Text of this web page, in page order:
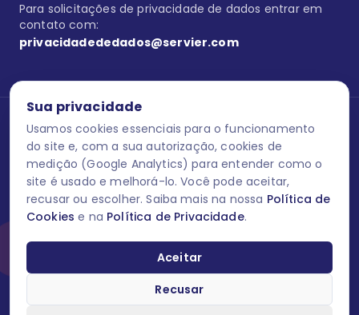
Sua privacidade
Usamos cookies essenciais para o funcionamento
do site e, com a sua autorização, cookies de
medição (Google Analytics) para entender como o
site é usado e melhorá-lo. Você pode aceitar,
recusar ou escolher. Saiba mais na nossa Política de
Cookies e na Política de Privacidade.
Aceitar
Recusar
Para solicitações de privacidade de dados entrar em
contato com:
privacidadededados@servier.com
Se estiver no programa semprecuidando, comunique aquiuma
reação adversa com os produtos Servier. Este site contém
informações para o público leigo e para os profissionais de saúde
do Brasil habilitados a prescrever medicamentos. M-AS ONE-BR-
202606-00013 / Agosto 2026.
O laboratório Servier do Brasil respeita os seus dados! Caso deseje
dados pessoais você pode fazê-lo a qualquer momento entrando
em contato através do site www.semprecuidando.com.br na opção
fale conosco.